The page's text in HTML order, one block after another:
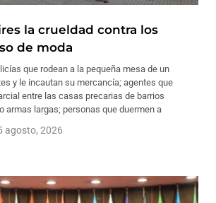
la crueldad contra los
de moda
que rodean a la pequeña mesa de un
y le incautan su mercancía; agentes que
entre las casas precarias de barrios
armas largas; personas que duermen a
agosto, 2026